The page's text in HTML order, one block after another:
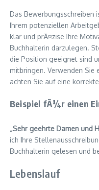
Das Bewerbungsschreiben
Ihrem potenziellen
klar und prÃ¤zise Ihre
Buchhalterin darzulegen.
die Position geeignet sind
mitbringen. Verwenden Sie
achten Sie auf eine
Beispiel fÃ¼r einen
„Sehr geehrte Damen und
ich Ihre
Buchhalterin gelesen und
Lebenslauf